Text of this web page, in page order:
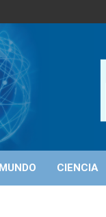
MUNDO CIENCIA